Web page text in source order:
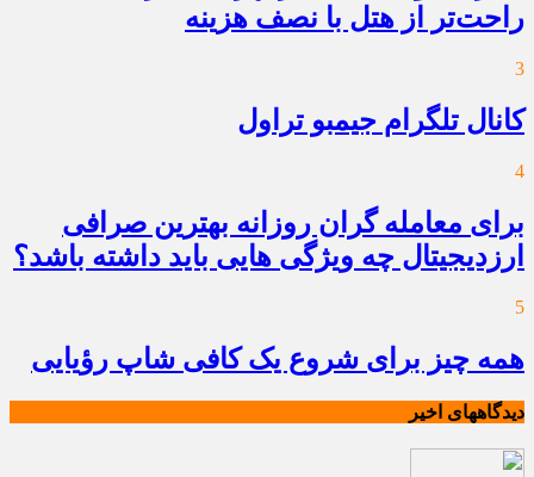
راحت‌تر از هتل با نصف هزینه
3
کانال تلگرام جیمبو تراول
4
برای معامله گران روزانه بهترین صرافی
ارزدیجیتال چه ویژگی هایی باید داشته باشد؟
5
همه چیز برای شروع یک کافی شاپ رؤیایی
دیدگاههای اخیر